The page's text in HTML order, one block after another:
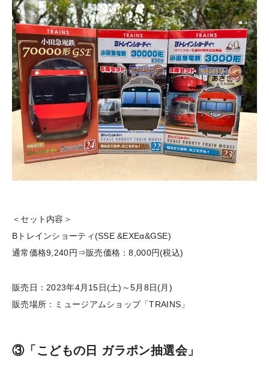
＜セット内容＞
Bトレインショーティ(SSE &EXEα&GSE)
通常価格9,240円⇒販売価格：8,000円(税込)
販売日：2023年4月15日(土)～5月8日(月)
販売場所：ミュージアムショップ「TRAINS」
③「こどもの日 ガラポン抽選会」